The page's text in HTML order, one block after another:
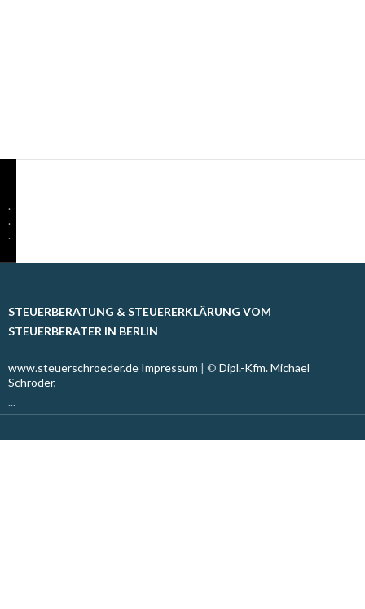
.
.
.
STEUERBERATUNG & STEUERERKLÄRUNG VOM
STEUERBERATER IN BERLIN
www.steuerschroeder.de Impressum | © Dipl.-Kfm. Michael
Schröder,
...